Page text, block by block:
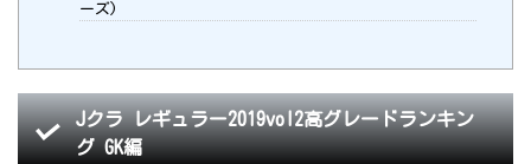
ーズ)
Jクラ レギュラー2019vol2高グレードランキン
グ GK編